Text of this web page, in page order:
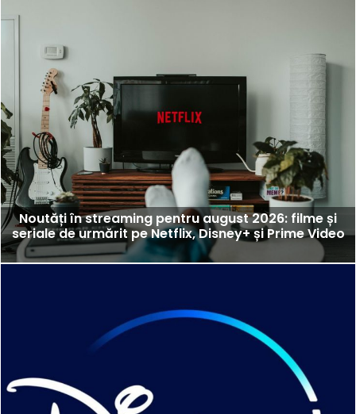
Noutăți în streaming pentru august 2026: filme și
seriale de urmărit pe Netflix, Disney+ și Prime Video